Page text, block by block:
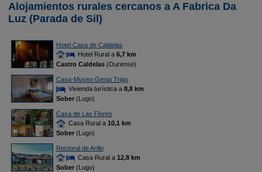
Alojamientos rurales cercanos a A Fabrica Da
Luz (Parada de Sil)
Hotel Casa de Caldelas
Hotel Rural a 6,7 km
Castro Caldelas(Ourense)
Casa-Museo Genia Trigo
Vivienda turística a 8,8 km
Sober(Lugo)
Casa de Las Flores
Casa Rural a 10,1 km
Sober(Lugo)
Rectoral de Anllo
Casa Rural a 12,8 km
Sober(Lugo)